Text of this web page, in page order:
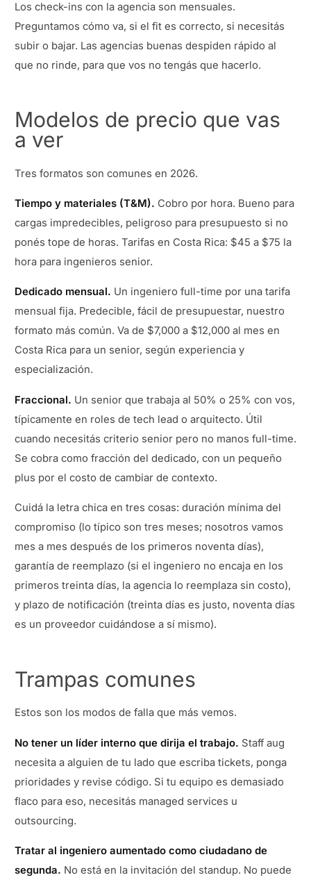
Los check-ins con la agencia son mensuales.
Preguntamos cómo va, si el fit es correcto, si necesitás
subir o bajar. Las agencias buenas despiden rápido al
que no rinde, para que vos no tengás que hacerlo.
Modelos de precio que vas
a ver
Tres formatos son comunes en 2026.
Tiempo y materiales (T&M). Cobro por hora. Bueno para
cargas impredecibles, peligroso para presupuesto si no
ponés tope de horas. Tarifas en Costa Rica: $45 a $75 la
hora para ingenieros senior.
Dedicado mensual. Un ingeniero full-time por una tarifa
mensual fija. Predecible, fácil de presupuestar, nuestro
formato más común. Va de $7,000 a $12,000 al mes en
Costa Rica para un senior, según experiencia y
especialización.
Fraccional. Un senior que trabaja al 50% o 25% con vos,
típicamente en roles de tech lead o arquitecto. Útil
cuando necesitás criterio senior pero no manos full-time.
Se cobra como fracción del dedicado, con un pequeño
plus por el costo de cambiar de contexto.
Cuidá la letra chica en tres cosas: duración mínima del
compromiso (lo típico son tres meses; nosotros vamos
mes a mes después de los primeros noventa días),
garantía de reemplazo (si el ingeniero no encaja en los
primeros treinta días, la agencia lo reemplaza sin costo),
y plazo de notificación (treinta días es justo, noventa días
es un proveedor cuidándose a sí mismo).
Trampas comunes
Estos son los modos de falla que más vemos.
No tener un líder interno que dirija el trabajo. Staff aug
necesita a alguien de tu lado que escriba tickets, ponga
prioridades y revise código. Si tu equipo es demasiado
flaco para eso, necesitás managed services u
outsourcing.
Tratar al ingeniero aumentado como ciudadano de
segunda. No está en la invitación del standup. No puede